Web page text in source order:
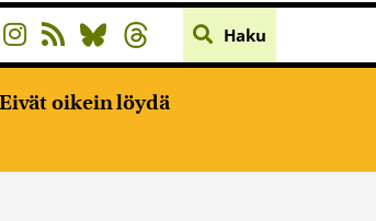
Haku
oikein löydä